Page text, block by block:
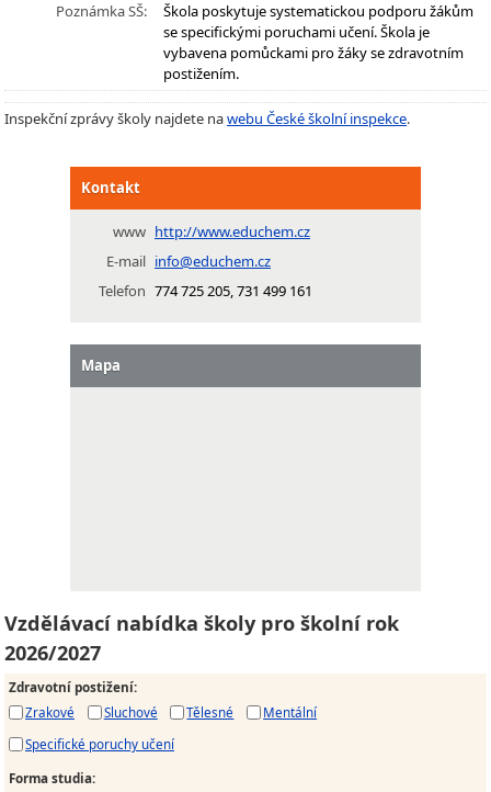
Poznámka SŠ:
Škola poskytuje systematickou podporu žákům
se specifickými poruchami učení. Škola je
vybavena pomůckami pro žáky se zdravotním
postižením.
Inspekční zprávy školy najdete nawebu České školní inspekce.
Kontakt
www http://www.educhem.cz
E-mail info@educhem.cz
Telefon 774 725 205, 731 499 161
Mapa
Vzdělávací nabídka školy pro školní rok
2026/2027
Zdravotní postižení:
Zrakové
Sluchové Tělesné
Mentální
Specifické poruchy učení
Forma studia: